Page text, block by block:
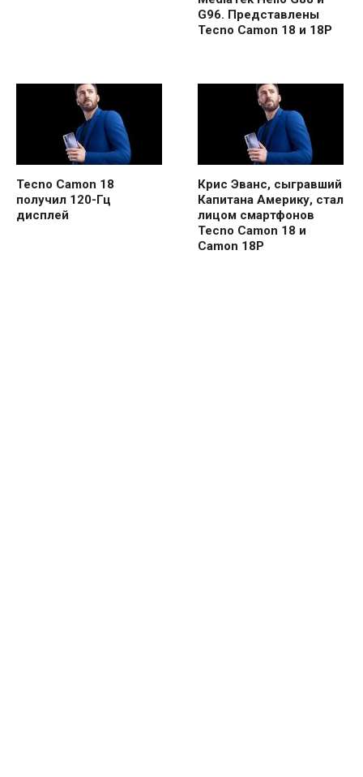
G96. Представлены
Tecno Camon 18 и 18P
Tecno Camon 18
получил 120-Гц
дисплей
Крис Эванс, сыгравший
Капитана Америку, стал
лицом смартфонов
Tecno Camon 18 и
Camon 18P